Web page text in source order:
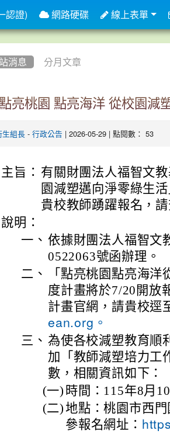
消息 分月文章
點亮桃園 點亮海洋 從校園減
生組長 - 行政公告 | 2026-05-29 | 點閱數： 53
主旨： 有關財團法人福智文
園減塑邁向淨零綠生
貴校教師踴躍報名，
說明：
一、 依據財團法人福智文
0522063號函辦理。
二、
「點亮桃園點亮海
度計畫將於7/20開放
計畫官網，請貴校逕
ean.org。
三、 為使各校減塑教育順
加「教師減塑培力工
數，相關資訊如下：
(一) 時間：115年8月
(二)地點：桃園市西
參報名網址：
認證) 網路硬碟 線上表單